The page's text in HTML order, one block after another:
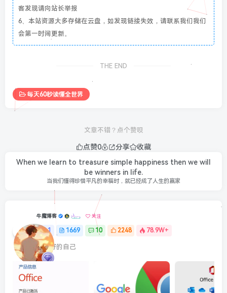
客发现请向站长举报
6、本站资源大多存储在云盘，如发现链接失效，请联系我们我们
会第一时间更新。
THE END
每天60秒读懂全世界
文章不错？点个赞呗
点赞0 分享
收藏
When we learn to treasure simple happiness then we will
be winners in life.
当我们懂得珍惜平凡的幸福时，就已经成了人生的赢家
牛魔博客 关注
1 1669 10 2248 78.9W+
最最好的自己